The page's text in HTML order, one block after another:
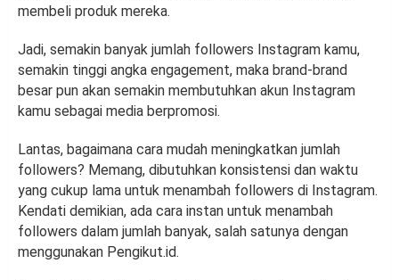
membeli produk mereka.
Jadi, semakin banyak jumlah followers Instagram kamu,
semakin tinggi angka engagement, maka brand-brand
besar pun akan semakin membutuhkan akun Instagram
kamu sebagai media berpromosi.
Lantas, bagaimana cara mudah meningkatkan jumlah
followers? Memang, dibutuhkan konsistensi dan waktu
yang cukup lama untuk menambah followers di Instagram.
Kendati demikian, ada cara instan untuk menambah
followers dalam jumlah banyak, salah satunya dengan
menggunakan Pengikut.id.